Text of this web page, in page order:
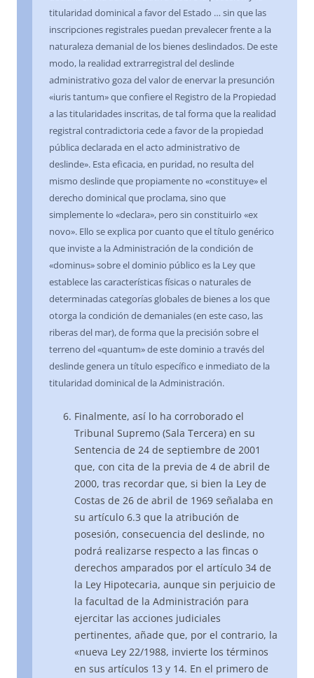
titularidad dominical a favor del Estado … sin que las
inscripciones registrales puedan prevalecer frente a la
naturaleza demanial de los bienes deslindados. De este
modo, la realidad extrarregistral del deslinde
administrativo goza del valor de enervar la presunción
«iuris tantum» que confiere el Registro de la Propiedad
a las titularidades inscritas, de tal forma que la realidad
registral contradictoria cede a favor de la propiedad
pública declarada en el acto administrativo de
deslinde». Esta eficacia, en puridad, no resulta del
mismo deslinde que propiamente no «constituye» el
derecho dominical que proclama, sino que
simplemente lo «declara», pero sin constituirlo «ex
novo». Ello se explica por cuanto que el título genérico
que inviste a la Administración de la condición de
«dominus» sobre el dominio público es la Ley que
establece las características físicas o naturales de
determinadas categorías globales de bienes a los que
otorga la condición de demaniales (en este caso, las
riberas del mar), de forma que la precisión sobre el
terreno del «quantum» de este dominio a través del
deslinde genera un título específico e inmediato de la
titularidad dominical de la Administración.
Finalmente, así lo ha corroborado el
Tribunal Supremo (Sala Tercera) en su
Sentencia de 24 de septiembre de 2001
que, con cita de la previa de 4 de abril de
2000, tras recordar que, si bien la Ley de
Costas de 26 de abril de 1969 señalaba en
su artículo 6.3 que la atribución de
posesión, consecuencia del deslinde, no
podrá realizarse respecto a las fincas o
derechos amparados por el artículo 34 de
la Ley Hipotecaria, aunque sin perjuicio de
la facultad de la Administración para
ejercitar las acciones judiciales
pertinentes, añade que, por el contrario, la
«nueva Ley 22/1988, invierte los términos
en sus artículos 13 y 14. En el primero de